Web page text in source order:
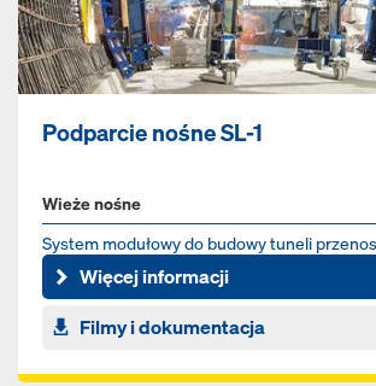
Podparcie nośne SL-1
Wieże nośne
System modułowy do budowy tuneli
obciążenia
Więcej informacji
Filmy i dokumentacja